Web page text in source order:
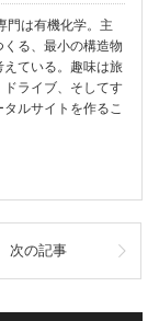
門は有機化学。主
る、最小の構造物
ている。趣味は旅
ライブ、そしてす
ルサイトを作るこ
次の記事